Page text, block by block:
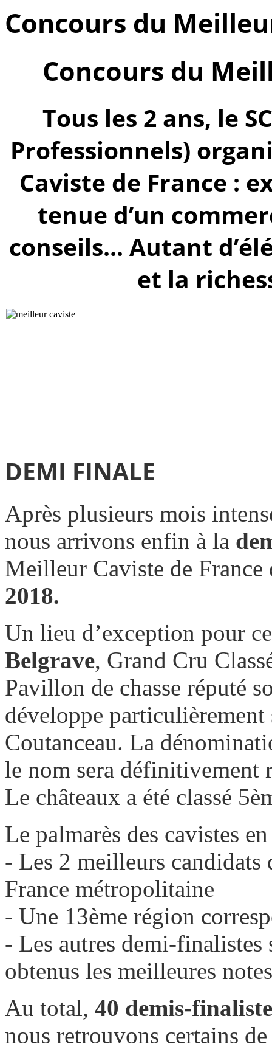
Concours du
Concours du
Tous les 2 ans, le
Professionnels)
Caviste de France :
tenue d’un
conseils... Autant
et la
DEMI FINALE
Après plusieurs mois
nous arrivons enfin à la
Meilleur Caviste de
2018.
Un lieu d’exception pour
Belgrave, Grand Cru
Pavillon de chasse réputé
développe
Coutanceau. La
le nom sera définitivement
Le châteaux a été classé
Le palmarès des cavistes
- Les 2 meilleurs candidats
France métropolitaine
- Une 13ème région
- Les autres demi-finalistes
obtenus les meilleures
Au total, 40 demis-
nous retrouvons certains